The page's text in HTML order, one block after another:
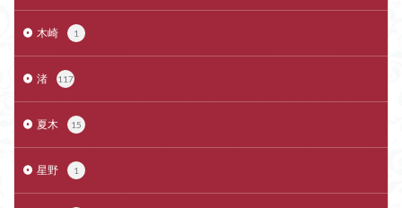
木崎 1
渚 117
夏木 15
星野 1